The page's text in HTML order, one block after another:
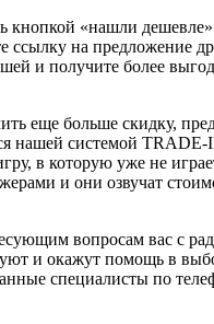
кнопкой «нашли
ссылку на предложение
и получите более
еще больше скидку,
нашей системой
в которую уже не
и они озвучат
вопросам вас с
и окажут помощь в
специалисты по